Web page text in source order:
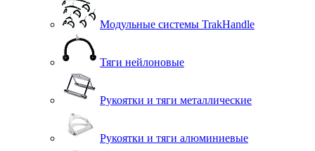
Модульные системы TrakHandle
Тяги нейлоновые
Рукоятки и тяги металлические
Рукоятки и тяги алюминиевые